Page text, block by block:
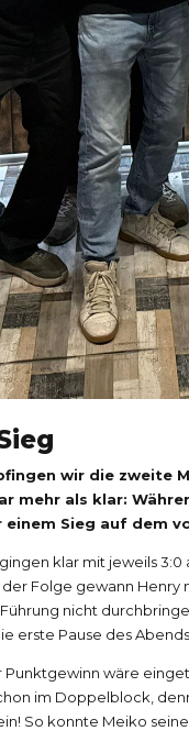
wir die zweite
mehr als klar:
Sieg auf dem
klar mit jeweils 3:0
der Folge gewann Henry
Führung nicht
erste Pause des Abends.
wäre
im Doppelblock,
So konnte Meiko